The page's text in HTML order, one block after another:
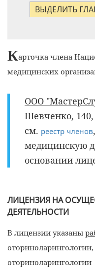
ВЫДЕЛИТЬ
Карточка члена
медицинских
ООО
Шевченко, 140
см. реестр членов
медицинскую
основании
ЛИЦЕНЗИЯ НА
ДЕЯТЕЛЬНОСТИ
В лицензии указаны
оториноларингологии,
оториноларингологии